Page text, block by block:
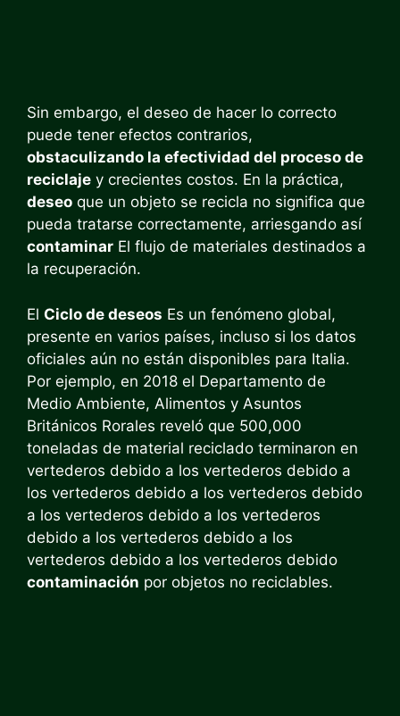
Sin embargo, el deseo de hacer lo correcto
puede tener efectos contrarios,
obstaculizando la efectividad del proceso de
reciclaje y crecientes costos. En la práctica,
deseo que un objeto se recicla no significa que
pueda tratarse correctamente, arriesgando así
contaminar El flujo de materiales destinados a
la recuperación.
El Ciclo de deseos Es un fenómeno global,
presente en varios países, incluso si los datos
oficiales aún no están disponibles para Italia.
Por ejemplo, en 2018 el Departamento de
Medio Ambiente, Alimentos y Asuntos
Británicos Rorales reveló que 500,000
toneladas de material reciclado terminaron en
vertederos debido a los vertederos debido a
los vertederos debido a los vertederos debido
a los vertederos debido a los vertederos
debido a los vertederos debido a los
vertederos debido a los vertederos debido
contaminación por objetos no reciclables.